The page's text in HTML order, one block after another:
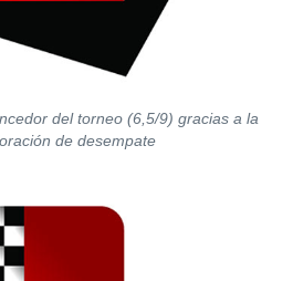
del torneo (6,5/9) gracias a la
de desempate